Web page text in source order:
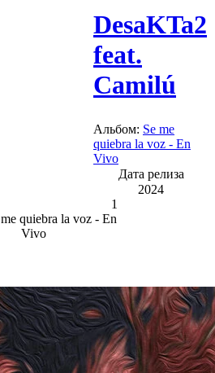
DesaKTa2
feat.
Camilú
Альбом: Se me
quiebra la voz - En
Vivo
Дата релиза
2024
1
quiebra la voz - En
Vivo